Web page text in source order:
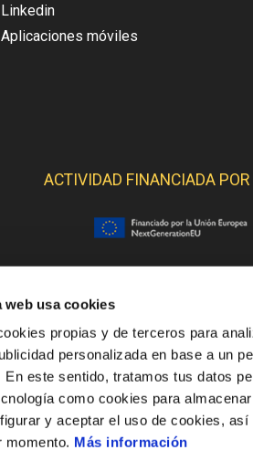
web usa cookies
propias y de terceros para
personalizada en base a un
En este sentido, tratamos tus datos
como cookies para
y aceptar el uso de cookies,
momento. Más información
Linkedin
Aplicaciones móviles
ACTIVIDAD FINANCIADA POR